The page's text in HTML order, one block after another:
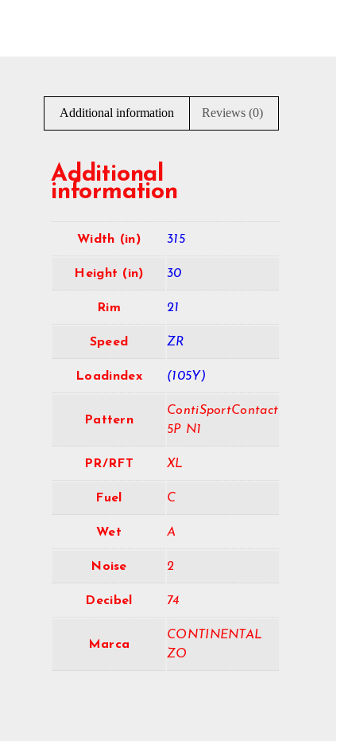
Additional information Reviews (0)
Additional
information
Width (in) 315
Height (in) 30
Rim 21
Speed ZR
Loadindex (105Y)
Pattern
ContiSportContact
5P N1
PR/RFT XL
Fuel C
Wet A
Noise 2
Decibel 74
Marca
CONTINENTAL
ZO